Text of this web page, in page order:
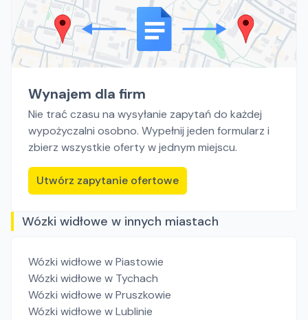
Wynajem dla firm
Nie trać czasu na wysyłanie zapytań do każdej
wypożyczalni osobno. Wypełnij jeden formularz i
zbierz wszystkie oferty w jednym miejscu.
Utwórz zapytanie ofertowe
Wózki widłowe w innych miastach
Wózki widłowe w Piastowie
Wózki widłowe w Tychach
Wózki widłowe w Pruszkowie
Wózki widłowe w Lublinie